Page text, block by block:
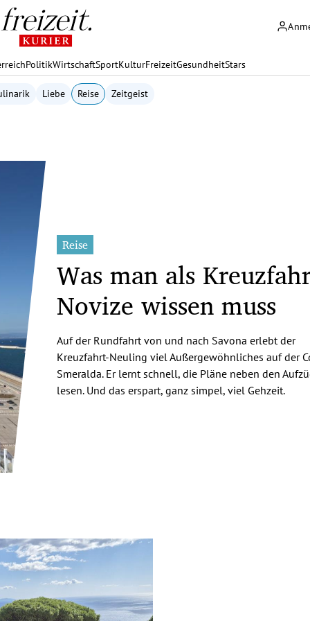
PolitikWirtschaftSportKulturFreizeitGesundheitStars
Liebe Reise Zeitgeist
Reise
Was man als
Novize wissen muss
Auf der Rundfahrt von und nach Savona erlebt der
Kreuzfahrt-Neuling viel Außergewöhnliches auf der
Smeralda. Er lernt schnell, die Pläne neben den
lesen. Und das erspart, ganz simpel, viel Gehzeit.